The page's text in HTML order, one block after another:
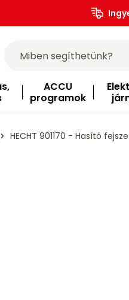
ACCU
programok
HECHT 901170 - Hasító fejsze